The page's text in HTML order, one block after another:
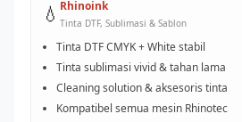
💧 Rhinoink
Tinta DTF, Sublimasi & Sablon
Tinta DTF CMYK + White stabil
Tinta sublimasi vivid & tahan lama
Cleaning solution & aksesoris tinta
Kompatibel semua mesin Rhinotec